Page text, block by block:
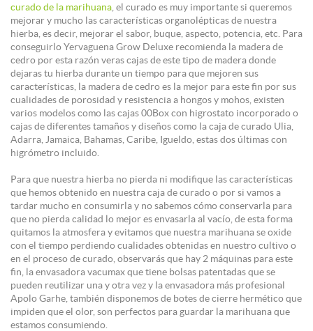
curado de la marihuana , el curado es muy importante si queremos
mejorar y mucho las características organolépticas de nuestra
hierba, es decir, mejorar el sabor, buque, aspecto, potencia, etc. Para
conseguirlo Yervaguena Grow Deluxe recomienda la madera de
cedro por esta razón veras cajas de este tipo de madera donde
dejaras tu hierba durante un tiempo para que mejoren sus
características, la madera de cedro es la mejor para este fin por sus
cualidades de porosidad y resistencia a hongos y mohos, existen
varios modelos como las cajas 00Box con higrostato incorporado o
cajas de diferentes tamaños y diseños como la caja de curado Ulia,
Adarra, Jamaica, Bahamas, Caribe, Igueldo, estas dos últimas con
higrómetro incluido.
Para que nuestra hierba no pierda ni modifique las características
que hemos obtenido en nuestra caja de curado o por si vamos a
tardar mucho en consumirla y no sabemos cómo conservarla para
que no pierda calidad lo mejor es envasarla al vacío, de esta forma
quitamos la atmosfera y evitamos que nuestra marihuana se oxide
con el tiempo perdiendo cualidades obtenidas en nuestro cultivo o
en el proceso de curado, observarás que hay 2 máquinas para este
fin, la envasadora vacumax que tiene bolsas patentadas que se
pueden reutilizar una y otra vez y la envasadora más profesional
Apolo Garhe, también disponemos de botes de cierre hermético que
impiden que el olor, son perfectos para guardar la marihuana que
estamos consumiendo.